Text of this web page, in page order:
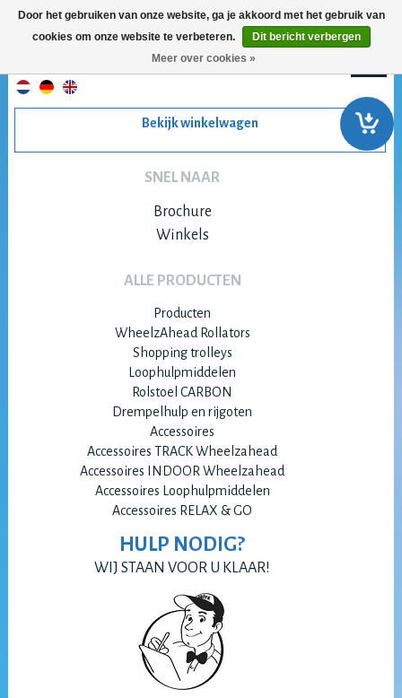
Bekijk winkelwagen
SNEL NAAR
Brochure
Winkels
ALLE PRODUCTEN
Producten
WheelzAhead Rollators
Shopping trolleys
Loophulpmiddelen
Rolstoel CARBON
Drempelhulp en rijgoten
Accessoires
Accessoires TRACK Wheelzahead
Accessoires INDOOR Wheelzahead
Accessoires Loophulpmiddelen
Accessoires RELAX & GO
HULP NODIG?
WIJ STAAN VOOR U KLAAR!
Door het gebruiken van onze website, ga je akkoord met het gebruik van
cookies om onze website te verbeteren.
Dit bericht verbergen
Meer over cookies »